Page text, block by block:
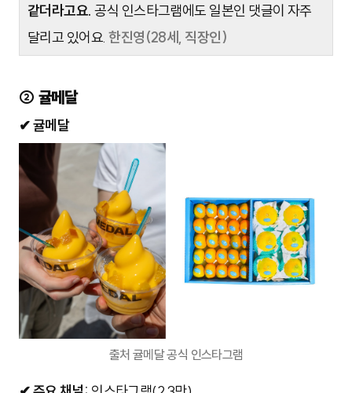
같더라고요. 공식 인스타그램에도 일본인 댓글이 자주
달리고 있어요.한진영(28세, 직장인)
② 귤메달
✔ 귤메달
출처 귤메달 공식 인스타그램